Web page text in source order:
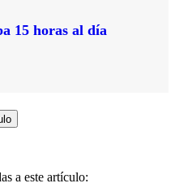
15 horas al día
a este artículo: